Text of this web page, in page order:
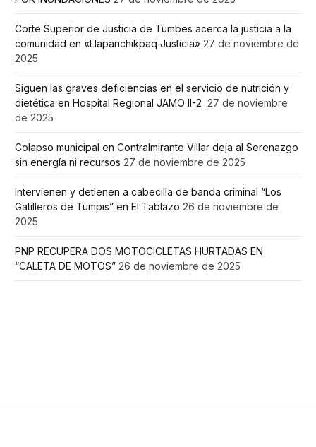
Corte Superior de Justicia de Tumbes acerca la justicia a la
comunidad en «Llapanchikpaq Justicia» 27 de noviembre de
2025
Siguen las graves deficiencias en el servicio de nutrición y
dietética en Hospital Regional JAMO II-2 27 de noviembre
de 2025
Colapso municipal en Contralmirante Villar deja al Serenazgo
sin energía ni recursos 27 de noviembre de 2025
Intervienen y detienen a cabecilla de banda criminal “Los
Gatilleros de Tumpis” en El Tablazo 26 de noviembre de
2025
PNP RECUPERA DOS MOTOCICLETAS HURTADAS EN
“CALETA DE MOTOS” 26 de noviembre de 2025